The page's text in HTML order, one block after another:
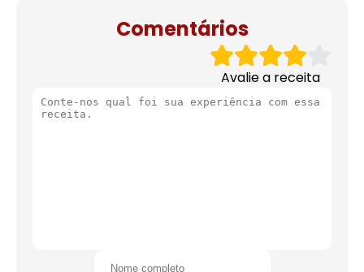
Comentários
Avalie a receita